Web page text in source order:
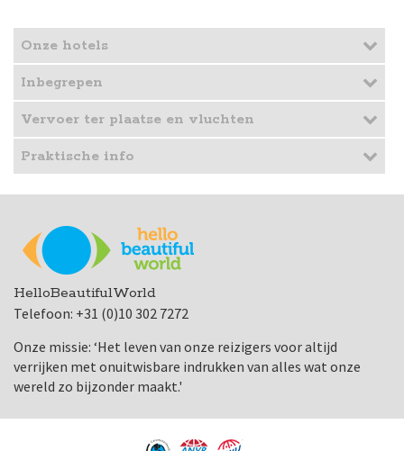
Onze hotels
Inbegrepen
Vervoer ter plaatse en vluchten
Praktische info
HelloBeautifulWorld
Telefoon: +31 (0)10 302 7272
Onze missie: ‘Het leven van onze reizigers voor altijd
verrijken met onuitwisbare indrukken van alles wat onze
wereld zo bijzonder maakt.'